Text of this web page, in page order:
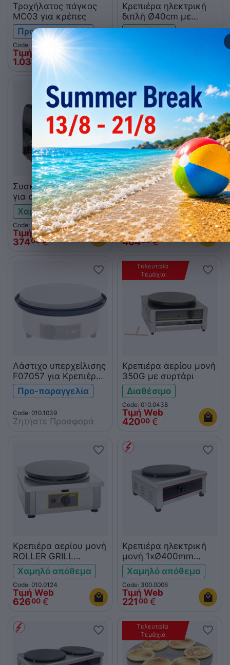
Τροχήλατος πάγκος
MC03 για κρέπες
Προ-παραγγελία
Code: 010.0268
Τιμή Web
1.03500 €
Κρεπιέρα ηλεκτρική
διπλή Ø40cm με
συρτάρι ItalStar
Διαθέσιμο
Συσκευή θέρμανσης
για σοκολάτα/σάλτσες
ROLLER GRILL WI/1
Χαμηλό απόθεμα
Code: 010.0239
Τιμή Web
37400 €
Κρεπιέρα ηλεκτρική
μονή Ø40cm με
συρτάρι ItalStar
ITAL0012
Χαμηλό απόθεμα
Code: 058.0012
Τιμή Web
46400 €
Λάστιχο υπερχείλισης
F07057 για Κρεπιέρα
Roller Grill CFE 400
Προ-παραγγελία
Code: 010.1039
Ζητήστε Προσφορά
Τελευταία
Τεμάχια
Κρεπιέρα αερίου μονή
350G με συρτάρι
Διαθέσιμο
Code: 010.0438
Τιμή Web
42000 €
Κρεπιέρα αερίου μονή
ROLLER GRILL
CSG350
Χαμηλό απόθεμα
Code: 010.0124
Τιμή Web
62600 €
Κρεπιέρα ηλεκτρική
μονή 1xØ400mm
KROBE
Χαμηλό απόθεμα
Code: 300.0006
Τιμή Web
22100 €
Τελευταία
Τεμάχια